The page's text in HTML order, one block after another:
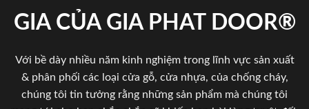
GIA CỦA GIA PHAT DOOR®
Với bề dày nhiều năm kinh nghiệm trong lĩnh vực sản xuất
& phân phối các loại cửa gỗ, cửa nhựa, của chống cháy,
chúng tôi tin tưởng rằng những sản phẩm mà chúng tôi